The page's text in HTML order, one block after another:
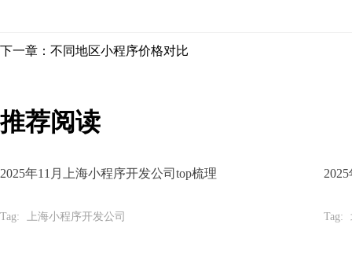
下一章：不同地区小程序价格对比
推荐阅读
2025年11月上海小程序开发公司top梳理
Tag: 上海小程序开发公司 Tag: